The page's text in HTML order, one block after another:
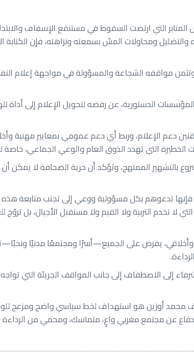
التي ارتضت السقوط في مستنقع الإسفاف
ومحاولات المسّ بسمعته ونزاهته، فإن الكتابة
مواقفه الشجاعة والمسؤولة في مواجهة إعلام
الدستورية، عن رفضه لتحويل الإعلام إلى أداة
دعم الإعلام، وربط أي دعم عمومي بمعايير مهنية
التي تهدد الذوق العام والوعي الجماعي، خاصة
بالتشهير الممنهج، وتؤكد أن حرية الصحافة لا يمكن أن
فإنها تدعوهم بكل مسؤولية ووعي إلى تجنب متابعة
لا تخدم التربية ولا القيم ولا مستقبل الأجيال، بل
يفرض على الجميع—أسرًا ومجتمعًا مدنيًا
إلى الاصطفاف إلى جانب المواقف الجريئة التي
محمد أوزين هو استهداف لخط سياسي واضح ومزعج
عن مجتمع مغربي واعٍ، متماسك، ومحمي من الرداءة